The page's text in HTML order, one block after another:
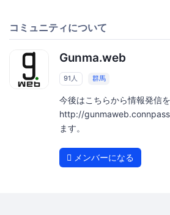
コミュニティについて
Gunma.web
91人 群馬
今後はこちらから情報発信
http://
ます。
メンバーになる